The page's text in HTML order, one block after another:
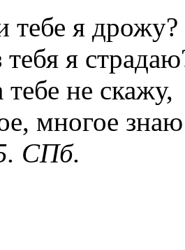
тебе я дрожу?
тебя я
не скажу,
многое
СПб.